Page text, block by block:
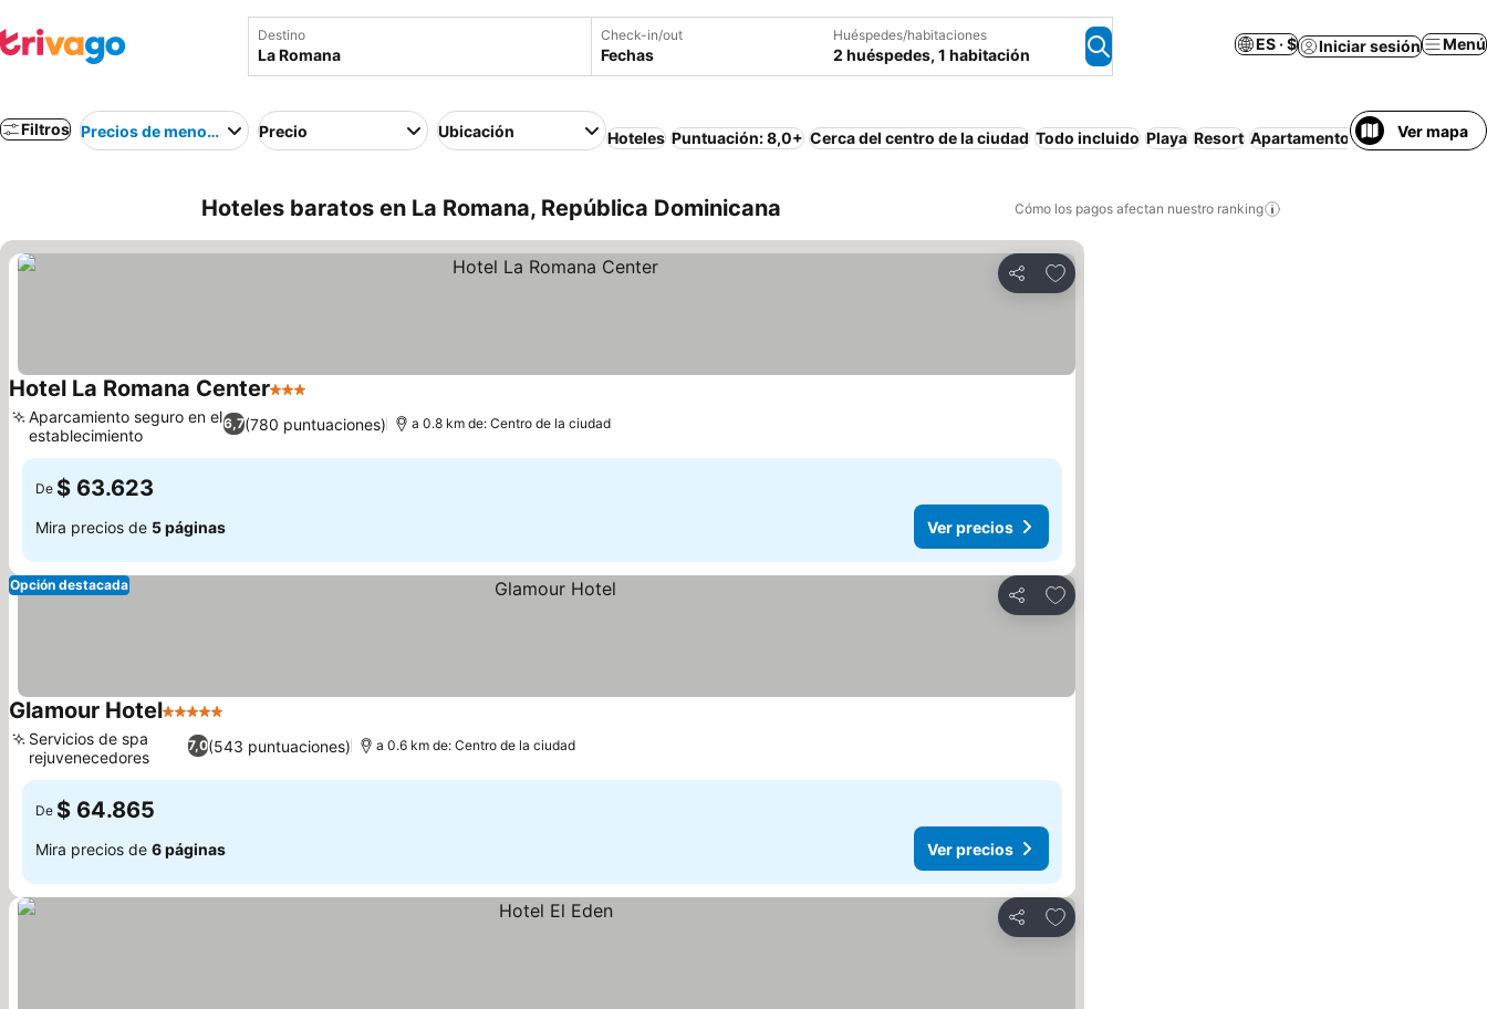
Destino Check-in/out
Fechas
Huéspedes/habitaciones
2 huéspedes, 1 habitación
ES · $ Iniciar sesión Menú
Filtros Precios de menor a mayorPrecio Ubicación Hoteles Puntuación: 8,0+ Cerca del centro de la ciudad Todo incluido Playa Resort Apartamento amueblado
Ver mapa
Hoteles baratos en La Romana, República Dominicana Cómo los pagos afectan nuestro ranking
Compartir
Agregar a favoritos
Hotel La Romana Center3 Estrellas
6,7(780 puntuaciones)
Aparcamiento seguro en el
establecimiento
a 0.8 km de: Centro de la ciudad
De $ 63.623
Mira precios de 5 páginas Ver precios
Compartir
Agregar a favoritos
Opción destacada
Glamour Hotel5 Estrellas
7,0(543 puntuaciones)
Servicios de spa
rejuvenecedores
a 0.6 km de: Centro de la ciudad
De $ 64.865
Mira precios de 6 páginas Ver precios
Compartir
Agregar a favoritos